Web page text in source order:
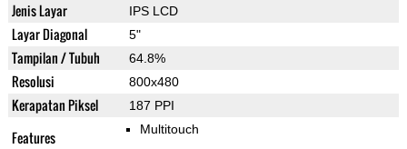
Jenis Layar IPS LCD
Layar Diagonal 5"
Tampilan / Tubuh 64.8%
Resolusi 800x480
Kerapatan Piksel 187 PPI
Features Multitouch